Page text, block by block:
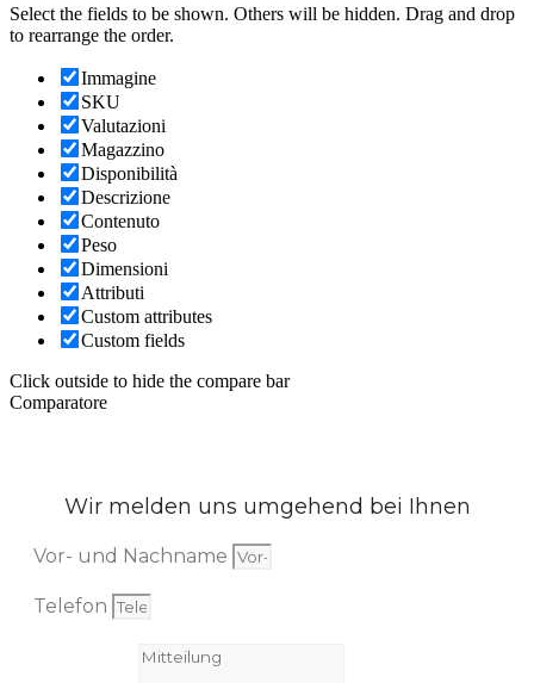
Select the fields to be shown. Others will be hidden. Drag and drop
to rearrange the order.
Immagine
SKU
Valutazioni
Magazzino
Disponibilità
Descrizione
Contenuto
Peso
Dimensioni
Attributi
Custom attributes
Custom fields
Click outside to hide the compare bar
Comparatore
Wir melden uns umgehend bei Ihnen
Vor- und Nachname
Telefon